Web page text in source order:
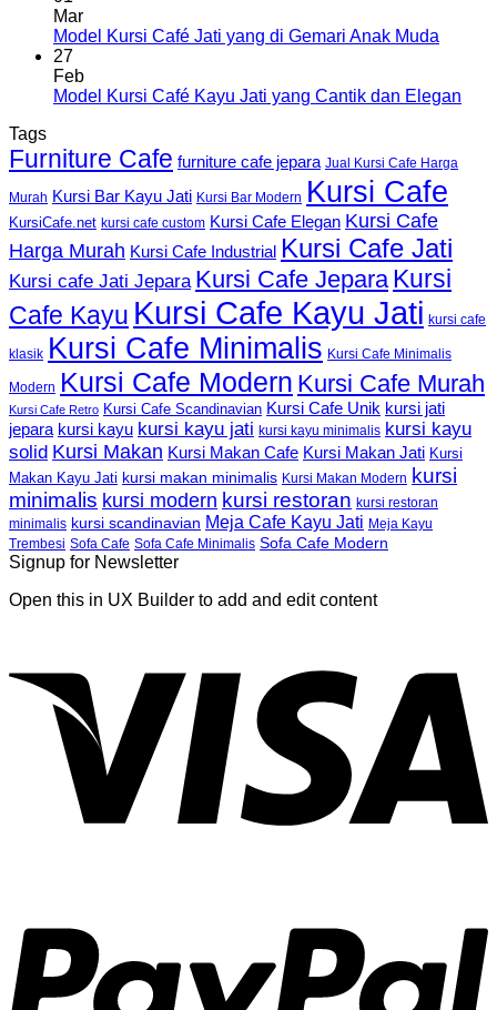
Mar
Model Kursi Café Jati yang di Gemari Anak Muda
27
Feb
Model Kursi Café Kayu Jati yang Cantik dan Elegan
Tags
Furniture Cafe furniture cafe jepara Jual Kursi Cafe Harga
Murah Kursi Bar Kayu Jati Kursi Bar Modern Kursi Cafe
KursiCafe.net kursi cafe custom Kursi Cafe Elegan Kursi Cafe
Harga Murah Kursi Cafe Industrial Kursi Cafe Jati
Kursi cafe Jati Jepara Kursi Cafe Jepara Kursi
Cafe Kayu Kursi Cafe Kayu Jati kursi cafe
klasik Kursi Cafe Minimalis Kursi Cafe Minimalis
Modern Kursi Cafe Modern Kursi Cafe Murah
Kursi Cafe Retro Kursi Cafe Scandinavian Kursi Cafe Unik kursi jati
jepara kursi kayu kursi kayu jati kursi kayu minimalis kursi kayu
solid Kursi Makan Kursi Makan Cafe Kursi Makan Jati Kursi
Makan Kayu Jati kursi makan minimalis Kursi Makan Modern
kursi
minimalis kursi modern kursi restoran kursi restoran
minimalis kursi scandinavian Meja Cafe Kayu Jati Meja Kayu
Trembesi Sofa Cafe Sofa Cafe Minimalis Sofa Cafe Modern
Signup for Newsletter
Open this in UX Builder to add and edit content